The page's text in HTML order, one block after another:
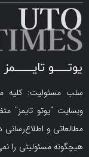
کلیه مطالب،
تایمز” متضمن
اطلاع‌رسانی دارد. این
را نمی‌پذیرد.